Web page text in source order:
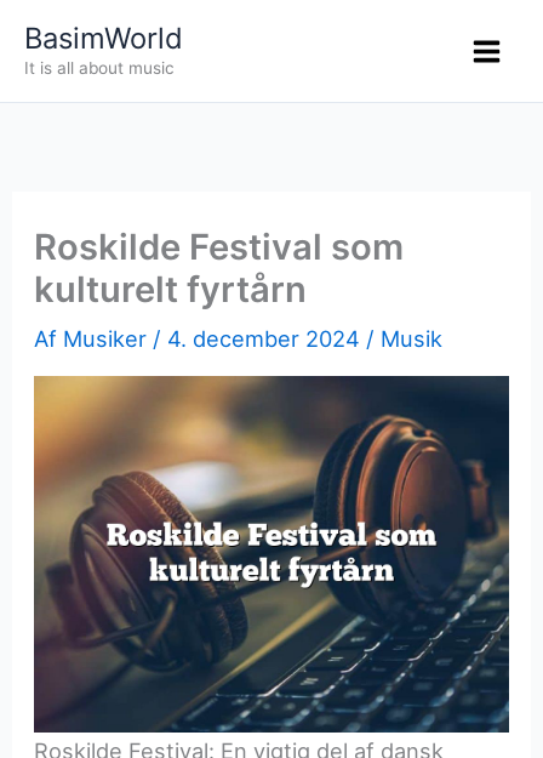
BasimWorld
It is all about music
Roskilde Festival som
kulturelt fyrtårn
Af Musiker / 4. december 2024 / Musik
Roskilde Festival: En vigtig del af dansk